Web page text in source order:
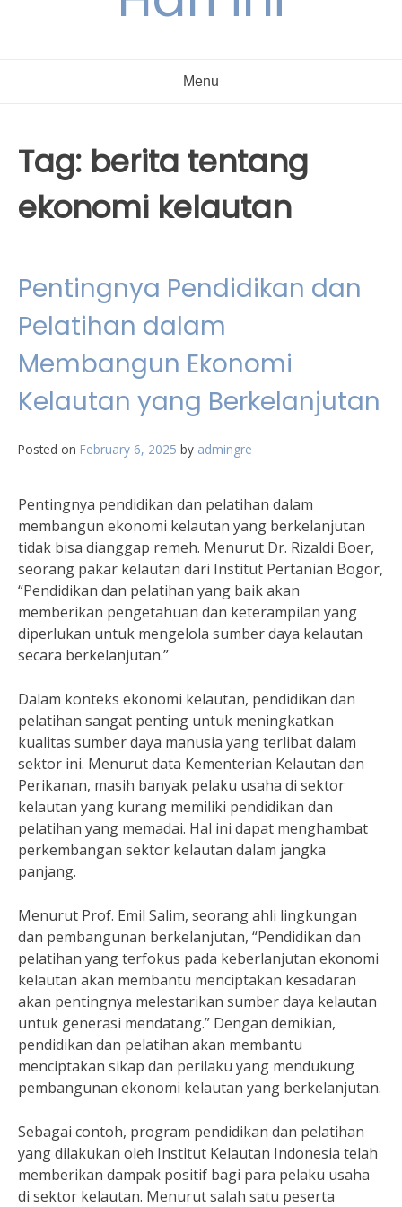
Menu
Tag: berita tentang
ekonomi kelautan
Pentingnya Pendidikan dan
Pelatihan dalam
Membangun Ekonomi
Kelautan yang Berkelanjutan
Posted on February 6, 2025 by admingre
Pentingnya pendidikan dan pelatihan dalam
membangun ekonomi kelautan yang berkelanjutan
tidak bisa dianggap remeh. Menurut Dr. Rizaldi Boer,
seorang pakar kelautan dari Institut Pertanian Bogor,
“Pendidikan dan pelatihan yang baik akan
memberikan pengetahuan dan keterampilan yang
diperlukan untuk mengelola sumber daya kelautan
secara berkelanjutan.”
Dalam konteks ekonomi kelautan, pendidikan dan
pelatihan sangat penting untuk meningkatkan
kualitas sumber daya manusia yang terlibat dalam
sektor ini. Menurut data Kementerian Kelautan dan
Perikanan, masih banyak pelaku usaha di sektor
kelautan yang kurang memiliki pendidikan dan
pelatihan yang memadai. Hal ini dapat menghambat
perkembangan sektor kelautan dalam jangka
panjang.
Menurut Prof. Emil Salim, seorang ahli lingkungan
dan pembangunan berkelanjutan, “Pendidikan dan
pelatihan yang terfokus pada keberlanjutan ekonomi
kelautan akan membantu menciptakan kesadaran
akan pentingnya melestarikan sumber daya kelautan
untuk generasi mendatang.” Dengan demikian,
pendidikan dan pelatihan akan membantu
menciptakan sikap dan perilaku yang mendukung
pembangunan ekonomi kelautan yang berkelanjutan.
Sebagai contoh, program pendidikan dan pelatihan
yang dilakukan oleh Institut Kelautan Indonesia telah
memberikan dampak positif bagi para pelaku usaha
di sektor kelautan. Menurut salah satu peserta